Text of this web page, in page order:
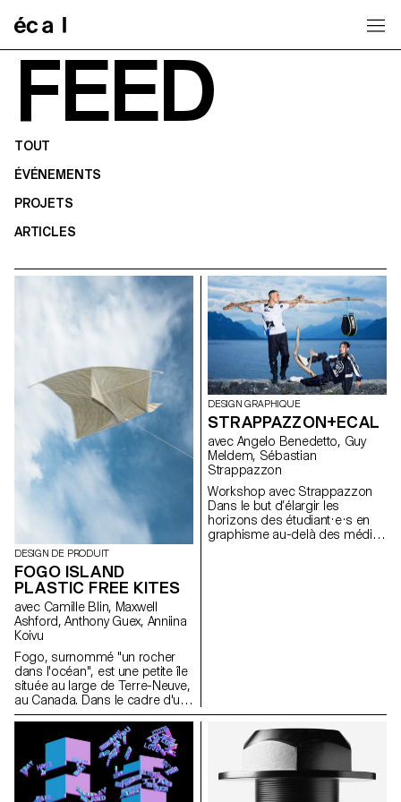
FEED
TOUT
ÉVÉNEMENTS
PROJETS
ARTICLES
DESIGN DE PRODUIT
FOGO ISLAND
PLASTIC FREE KITES
avec Camille Blin, Maxwell
Ashford, Anthony Guex, Anniina
Koivu
Fogo, surnommé "un rocher
dans l'océan", est une petite île
située au large de Terre-Neuve,
au Canada. Dans le cadre d'un
projet semestriel plus vaste en
cours, les étudiants de 2e
année du Master Product
Design de l'ECAL ont participé
à un atelier court et amusant de
quelques jours, utilisant l'une
DESIGN GRAPHIQUE
STRAPPAZZON+ECAL
avec Angelo Benedetto, Guy
Meldem, Sébastian
Strappazzon
Workshop avec Strappazzon
Dans le but d’élargir les
horizons des étudiant·e·s en
graphisme au-delà des médias
collection capsule produite
en édition limitée. La collection
complète sera présentée et
mise en vente lors d’une soirée
exclusive le 15 décembre 2023